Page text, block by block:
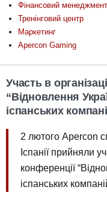
Фінансовий менеджмент
Тренінговий центр
Маркетинг
Apercon Gaming
Участь в
“Відновлення
іспанських
2 лютого Apercon
Іспанії прийняли
конференції
іспанських